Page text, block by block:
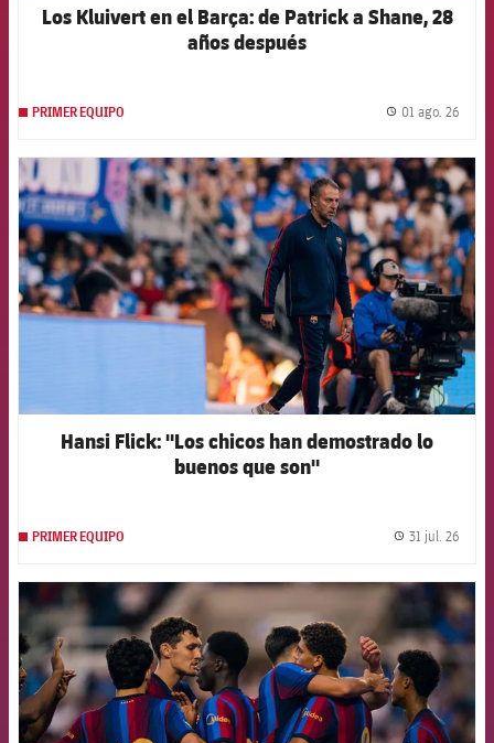
Los Kluivert en el Barça: de Patrick a Shane, 28
años después
PRIMER EQUIPO 01 ago. 26
FCB Barcelona badge
Hansi Flick: "Los chicos han demostrado lo
buenos que son"
PRIMER EQUIPO 31 jul. 26
FCB Barcelona badge